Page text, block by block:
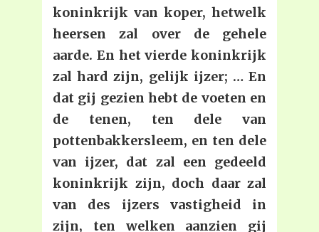
koninkrijk van koper, hetwelk
heersen zal over de gehele
aarde. En het vierde koninkrijk
zal hard zijn, gelijk ijzer; … En
dat gij gezien hebt de voeten en
de tenen, ten dele van
pottenbakkersleem, en ten dele
van ijzer, dat zal een gedeeld
koninkrijk zijn, doch daar zal
van des ijzers vastigheid in
zijn, ten welken aanzien gij